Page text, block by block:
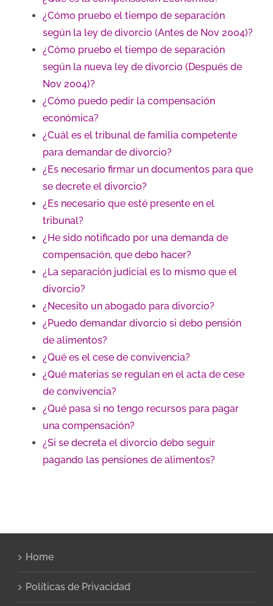
¿Cómo pruebo el tiempo de separación
según la ley de divorcio (Antes de Nov 2004)?
¿Cómo pruebo el tiempo de separación
según la nueva ley de divorcio (Después de
Nov 2004)?
¿Cómo puedo pedir la compensación
económica?
¿Cuál es el tribunal de familia competente
para demandar de divorcio?
¿Es necesario firmar un documentos para que
se decrete el divorcio?
¿Es necesario que esté presente en el
tribunal?
¿He sido notificado por una demanda de
compensación, que debo hacer?
¿La separación judicial es lo mismo que el
divorcio?
¿Necesito un abogado para divorcio?
¿Puedo demandar divorcio si debo pensión
de alimentos?
¿Qué es el cese de convivencia?
¿Qué materias se regulan en el acta de cese
de convivencia?
¿Qué pasa si no tengo recursos para pagar
una compensación?
¿Si se decreta el divorcio debo seguir
pagando las pensiones de alimentos?
Home
Políticas de Privacidad